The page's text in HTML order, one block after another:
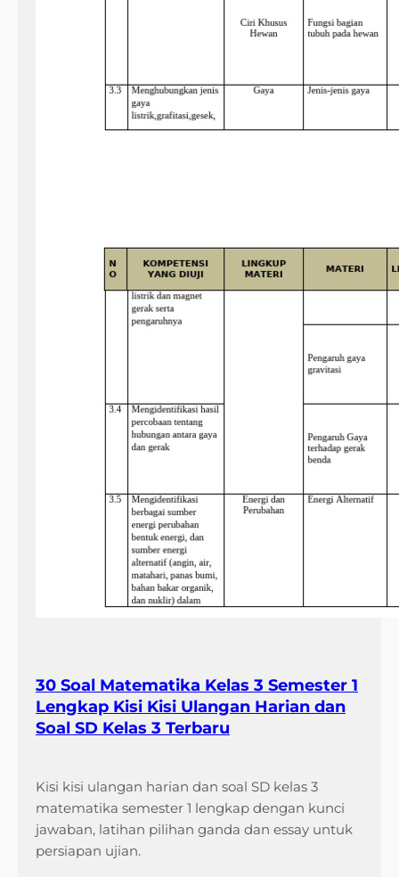
30 Soal Matematika Kelas 3 Semester 1
Lengkap Kisi Kisi Ulangan Harian dan
Soal SD Kelas 3 Terbaru
Kisi kisi ulangan harian dan soal SD kelas 3
matematika semester 1 lengkap dengan kunci
jawaban, latihan pilihan ganda dan essay untuk
persiapan ujian.